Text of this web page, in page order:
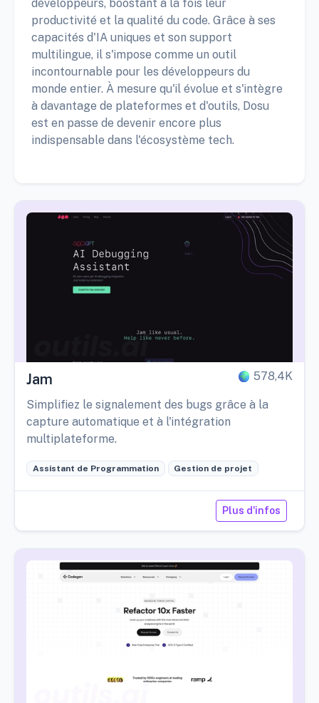
développeurs, boostant à la fois leur
productivité et la qualité du code. Grâce à ses
capacités d'IA uniques et son support
multilingue, il s'impose comme un outil
incontournable pour les développeurs du
monde entier. À mesure qu'il évolue et s'intègre
à davantage de plateformes et d'outils, Dosu
est en passe de devenir encore plus
indispensable dans l'écosystème tech.
Jam 578,4K
Simplifiez le signalement des bugs grâce à la
capture automatique et à l'intégration
multiplateforme.
Assistant de Programmation Gestion de projet
Plus d'infos